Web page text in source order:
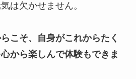
は欠かせません。
こそ、自身がこれからたく
から楽しんで体験もできま